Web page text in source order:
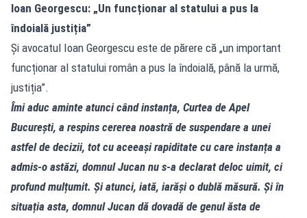
Ioan Georgescu: „Un funcționar al statului a pus la
îndoială justiția”
Și avocatul Ioan Georgescu este de părere că „un important
funcționar al statului român a pus la îndoială, până la urmă,
justiția”.
Îmi aduc aminte atunci când instanța, Curtea de Apel
București, a respins cererea noastră de suspendare a unei
astfel de decizii, tot cu aceeași rapiditate cu care instanța a
admis‑o astăzi, domnul Jucan nu s‑a declarat deloc uimit, ci
profund mulțumit. Și atunci, iată, iarăși o dublă măsură. Și în
situația asta, domnul Jucan dă dovadă de genul ăsta de